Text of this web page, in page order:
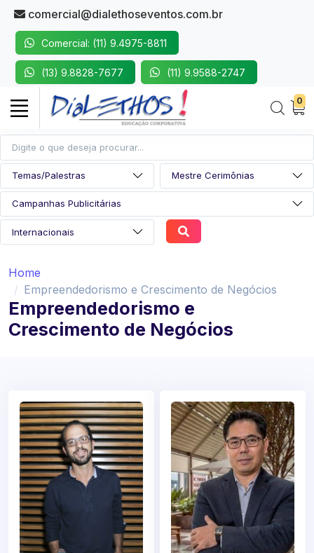
comercial@dialethoseventos.com.br
Comercial: (11) 9.4975-8811
(13) 9.8828-7677 (11) 9.9588-2747
0
Home
Empreendedorismo e Crescimento de Negócios
Empreendedorismo e
Crescimento de Negócios